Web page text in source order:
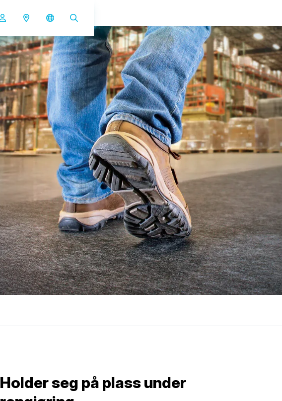
Holder seg på plass under